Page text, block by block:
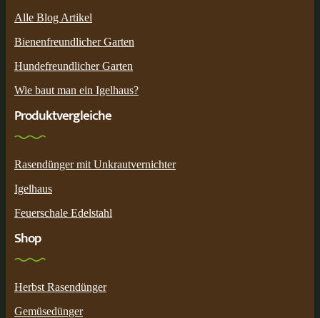
Alle Blog Artikel
Bienenfreundlicher Garten
Hundefreundlicher Garten
Wie baut man ein Igelhaus?
Produktvergleiche
Rasendünger mit Unkrautvernichter
Igelhaus
Feuerschale Edelstahl
Shop
Herbst Rasendünger
Gemüsedünger